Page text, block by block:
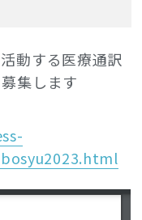
動する医療通訳
集します
動
keyboard_arrow_down